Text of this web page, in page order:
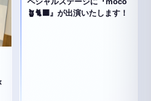
🪴🐈‍⬛』が出演いたします！